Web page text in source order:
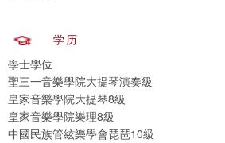
学历
學士學位
聖三一音樂學院大提琴演奏級
皇家音樂學院大提琴8級
皇家音樂學院樂理8級
中國民族管絃樂學會琵琶10級